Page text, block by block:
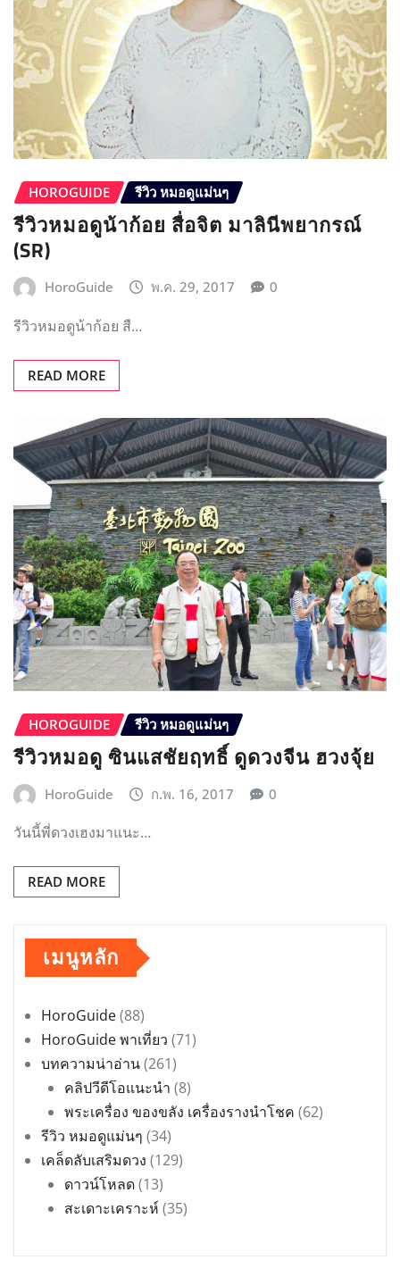
HOROGUIDE รีวิว หมอดูแม่นๆ
รีวิวหมอดูน้าก้อย สื่อจิต มาลินีพยากรณ์
(SR)
HoroGuide พ.ค. 29, 2017 0
รีวิวหมอดูน้าก้อย สื…
READ MORE
HOROGUIDE รีวิว หมอดูแม่นๆ
รีวิวหมอดู ซินแสชัยฤทธิ์ ดูดวงจีน ฮวงจุ้ย
HoroGuide ก.พ. 16, 2017 0
วันนี้พี่ดวงเฮงมาแนะ…
READ MORE
เมนูหลัก
HoroGuide(88)
HoroGuide พาเที่ยว (71)
บทความน่าอ่าน(261)
คลิปวีดีโอแนะนำ (8)
พระเครื่อง ของขลัง เครื่องรางนำโชค (62)
รีวิว หมอดูแม่นๆ (34)
เคล็ดลับเสริมดวง (129)
ดาวน์โหลด(13)
สะเดาะเคราะห์ (35)